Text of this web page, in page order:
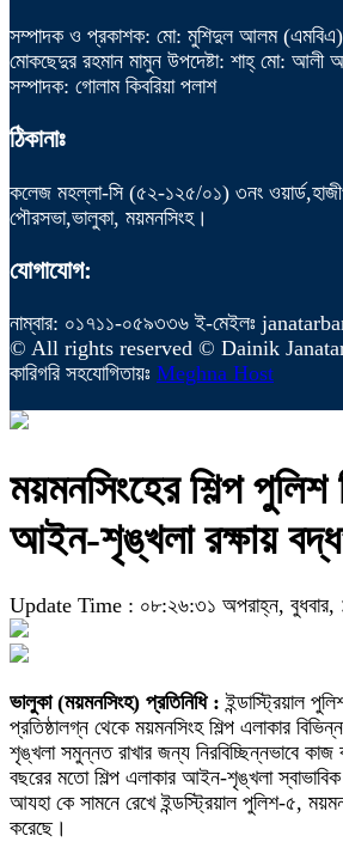
সম্পাদক ও প্রকাশক: মো: মুশিদুল আলম (এমবিএ)
মোকছেদুর রহমান মামুন উপদেষ্টা: শাহ্ মো:
সম্পাদক: গোলাম কিবরিয়া পলাশ
ঠিকানাঃ
কলেজ মহল্লা-সি (৫২-১২৫/০১) ৩নং
পৌরসভা,ভালুকা, ময়মনসিংহ।
যোগাযোগ:
নাম্বার: ০১৭১১-০৫৯৩৩৬ ই-মেইলঃ
© All rights reserved © Dainik
কারিগরি সহযোগিতায়ঃ Meghna Host
ময়মনসিংহের শিল্প পুলিশ
আইন-শৃঙ্খলা রক্ষায়
Update Time : ০৮:২৬:৩১ অপরাহ্ন,
ভালুকা (ময়মনসিংহ) প্রতিনিধি : ইন্ডাস্ট্রিয়াল
প্রতিষ্ঠালগ্ন থেকে ময়মনসিংহ শিল্প এলাকার
শৃঙ্খলা সমুন্নত রাখার জন্য নিরবিচ্ছিন্নভাবে
বছরের মতো শিল্প এলাকার আইন-শৃঙ্খলা
আযহা কে সামনে রেখে ইন্ডস্ট্রিয়াল পুলিশ-৫,
করেছে।